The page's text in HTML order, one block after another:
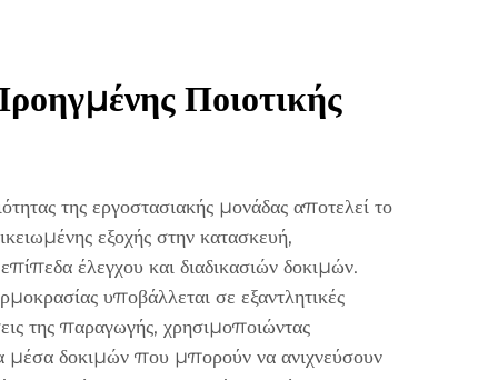
Ποιοτικής
της εργοστασιακής μονάδας αποτελεί το
εξοχής στην κατασκευή,
έλεγχου και διαδικασιών δοκιμών.
υποβάλλεται σε εξαντλητικές
της παραγωγής, χρησιμοποιώντας
μέσα δοκιμών που μπορούν να ανιχνεύσουν